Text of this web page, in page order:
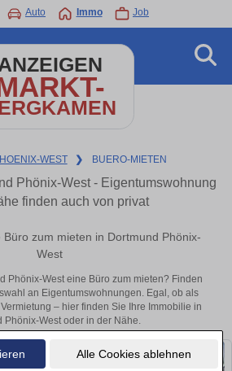
Alle Cookies ablehnen
Auto Immo Job
WEST ❯ BUERO-MIETEN
Phönix-West - Eigentumswohnung
finden auch von privat
zum mieten in Dortmund Phönix-
West
Phönix-West eine Büro zum mieten? Finden
an Eigentumswohnungen. Egal, ob als
– hier finden Sie Ihre Immobilie in
Phönix-West oder in der Nähe.